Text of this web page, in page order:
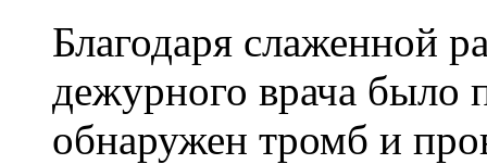
Благодаря слаженной
дежурного врача было
обнаружен тромб и